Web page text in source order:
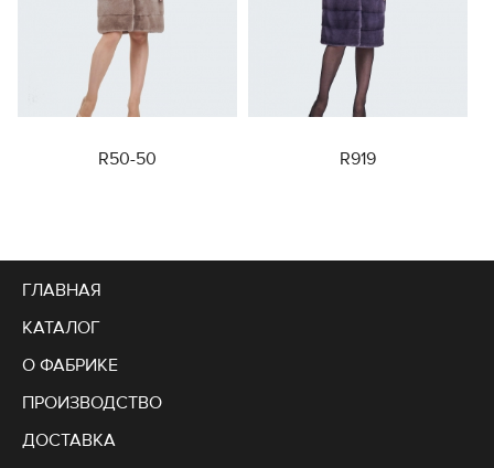
R50-50 R919
ГЛАВНАЯ
КАТАЛОГ
О ФАБРИКЕ
ПРОИЗВОДСТВО
ДОСТАВКА